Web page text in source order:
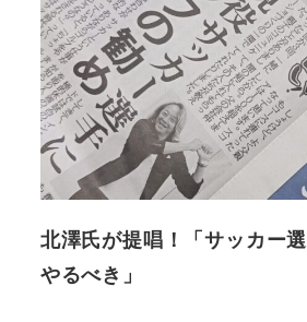
北澤氏が提唱！「サッカー
やるべき」